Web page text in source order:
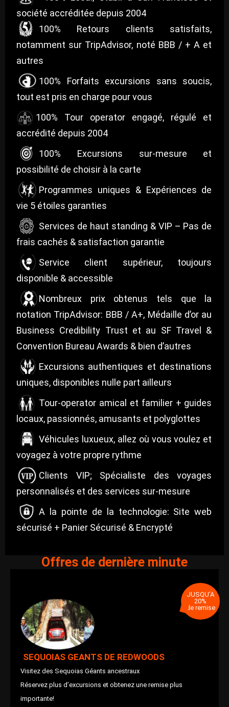
société accréditée depuis 2004
100% Retours clients satisfaits,
notamment sur TripAdvisor, noté BBB / + A et
autres
100% Forfaits excursions sans soucis,
tout est pris en charge pour vous
100% Tour operator engagé, régulé et
accrédité depuis 2004
100% Excursions sur-mesure et
possibilité de choisir à la carte
Programmes uniques & Expériences de
vie 5 étoiles garanties
Services de haut standing & VIP – Pas de
frais cachés & satisfaction garantie
Service client supérieur, toujours
disponible & accessible
Nombreux prix obtenus tels que la
notation TripAdvisor: BBB / A+, Médaille d’or au
Business Credibility Trust et au SF Travel &
Convention Bureau Awards & bien d’autres
Excursions authentiques et destinations
uniques, disponibles nulle part ailleurs
Tour-operator amical et familier + guides
locaux, passionnés, amusants et polyglottes
Véhicules luxueux, allez où vous voulez et
voyagez à votre propre rythme
Clients VIP; Spécialiste des voyages
personnalisés et des services sur-mesure
A la pointe de la technologie: Site web
sécurisé + Panier Sécurisé & Encrypté
Offres de dernière minute
JUSQU’A
20%
de remise
SEQUOIAS GEANTS DE REDWOODS
Visitez des Sequoias Géants ancestraux
Réservez plus d’excursions et obtenez une remise plus
importante!